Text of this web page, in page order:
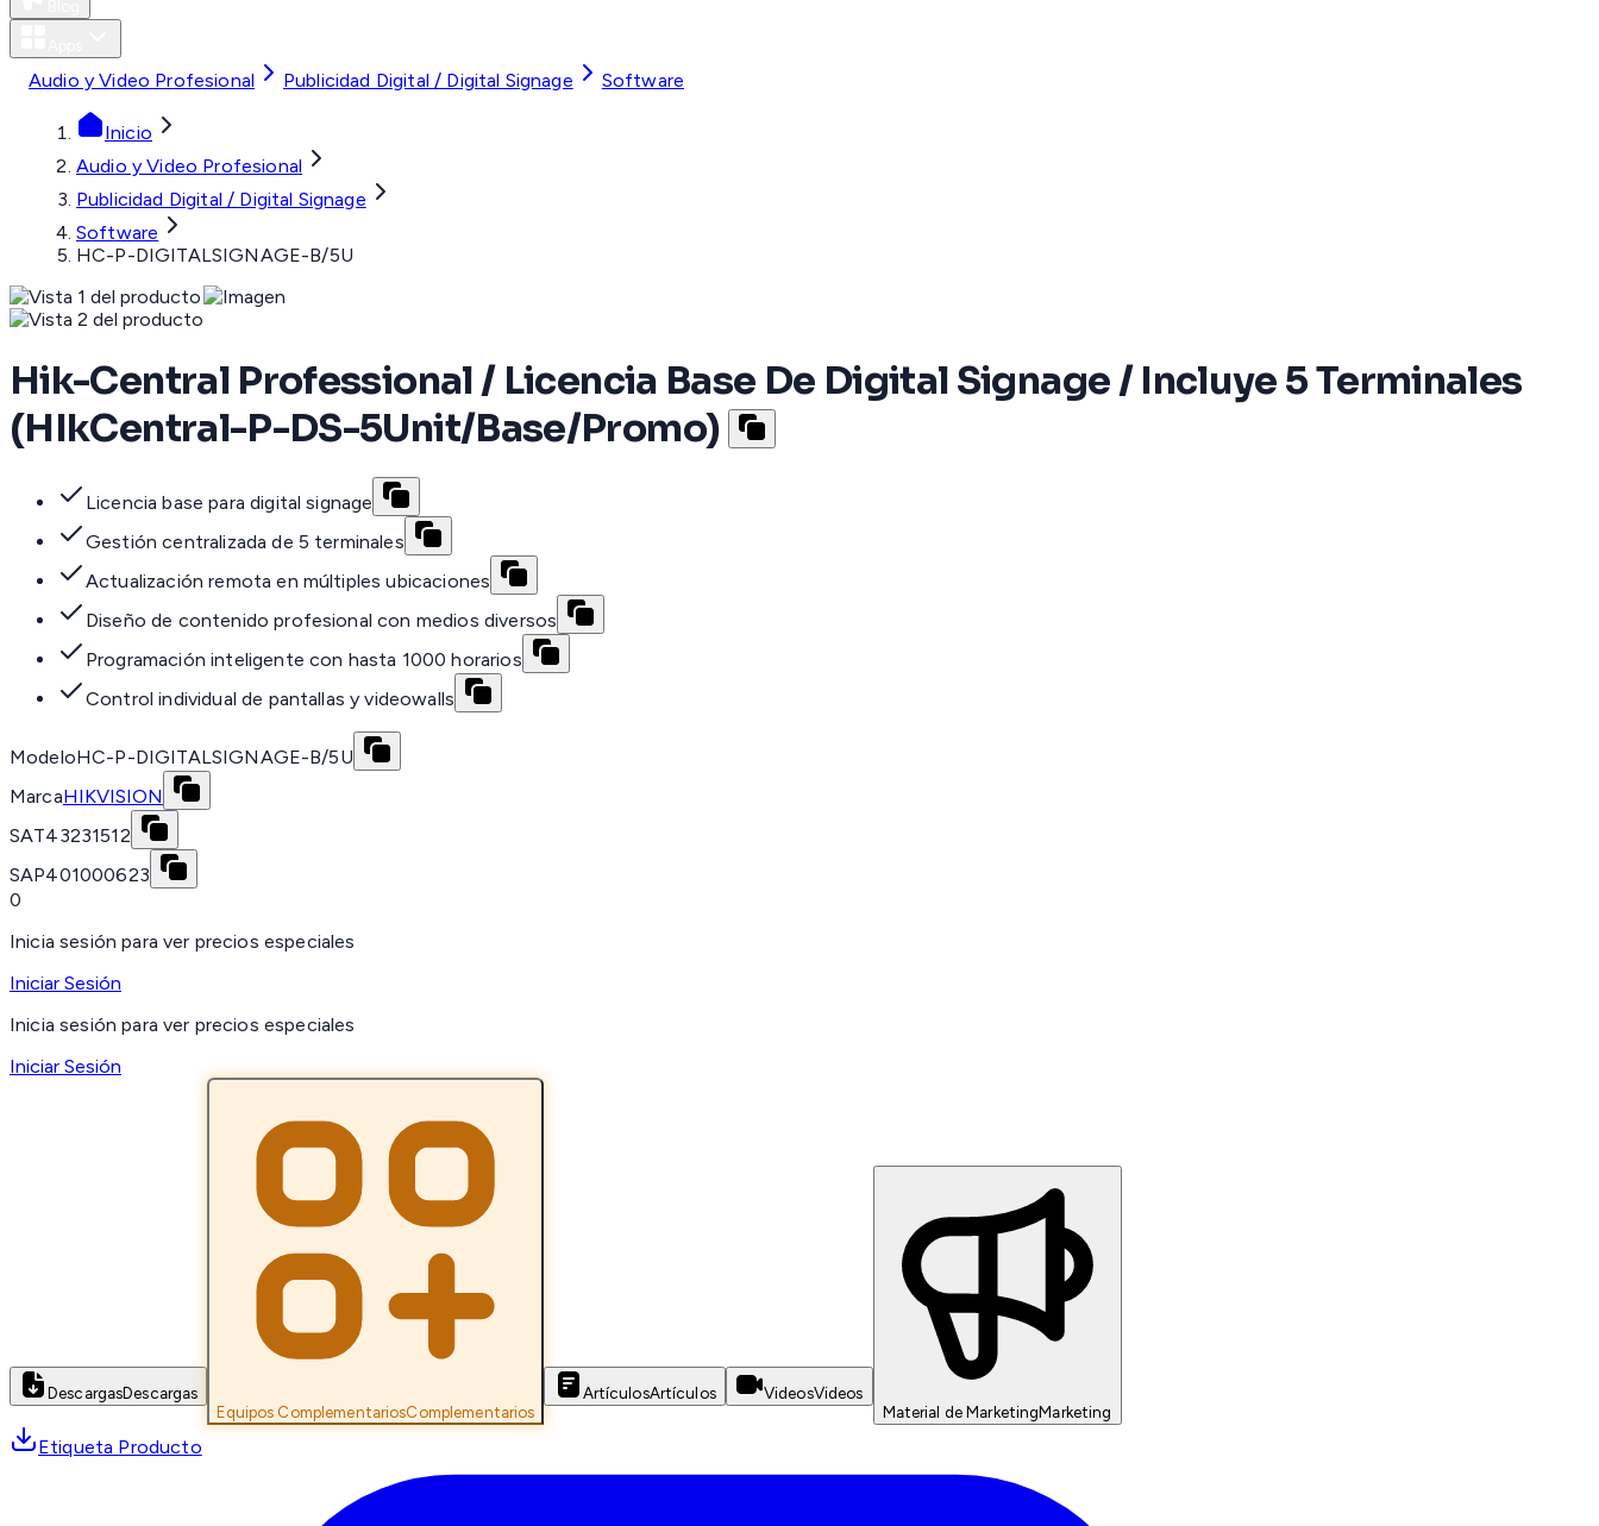
Audio y Video Profesional Publicidad Digital / Digital Signage Software
Inicio
Audio y Video Profesional
Publicidad Digital / Digital Signage
Software
HC-P-DIGITALSIGNAGE-B/5U
Hik-Central Professional / Licencia Base De Digital Signage / Incluye 5 Terminales
(HIkCentral-P-DS-5Unit/Base/Promo)
Licencia base para digital signage
Gestión centralizada de 5 terminales
Actualización remota en múltiples ubicaciones
Diseño de contenido profesional con medios diversos
Programación inteligente con hasta 1000 horarios
Control individual de pantallas y videowalls
ModeloHC-P-DIGITALSIGNAGE-B/5U
MarcaHIKVISION
SAT43231512
SAP401000623
0
Inicia sesión para ver precios especiales
Iniciar Sesión
Inicia sesión para ver precios especiales
Iniciar Sesión
DescargasDescargas
Equipos ComplementariosComplementarios
ArtículosArtículos VideosVideos
Material de MarketingMarketing
Etiqueta Producto